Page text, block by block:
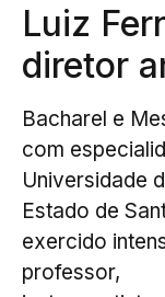
Luiz
diretor
Bacharel e
com
Universidade
Estado de
exercido
professor,